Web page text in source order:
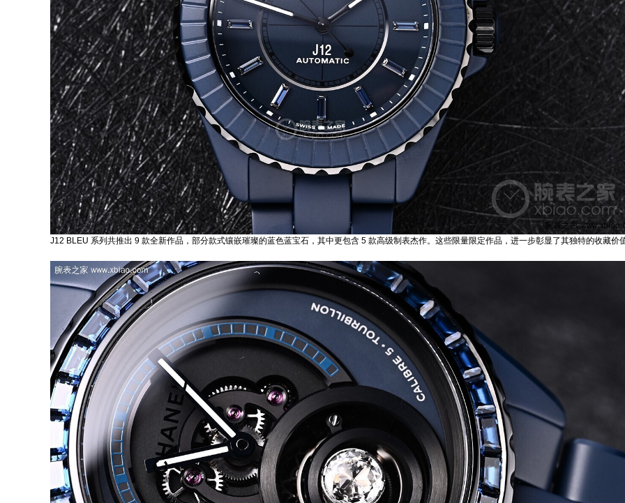
J12 BLEU 系列共推出 9 款全新作品，部分款式镶嵌璀璨的蓝色蓝宝石，其中更包含 5 款高级制表杰作。这些限量限定作品，进一步彰显了其独特的收藏价